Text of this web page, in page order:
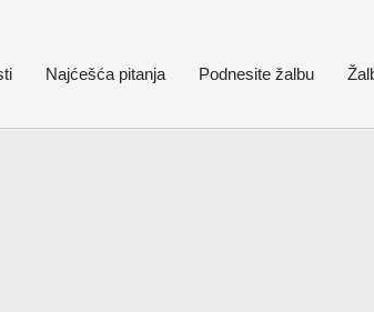
Najćešća pitanja Podnesite žalbu